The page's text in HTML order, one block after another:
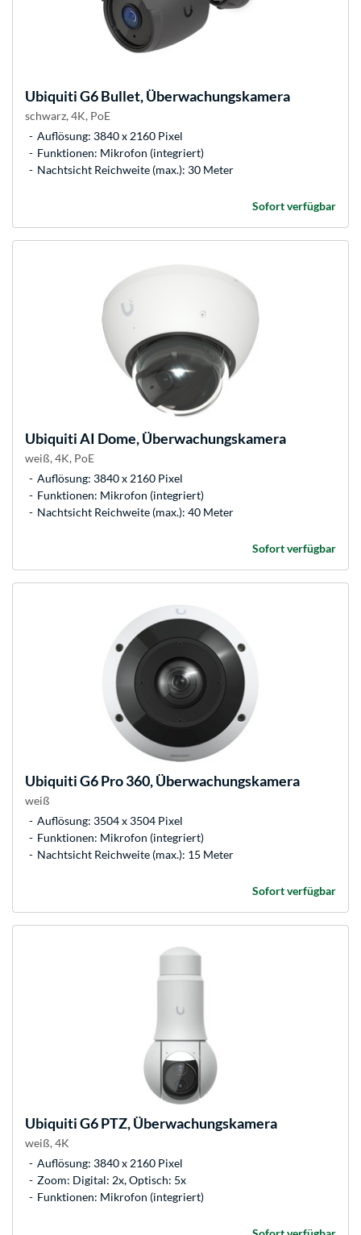
UbiquitiG6 Bullet, Überwachungskamera
schwarz, 4K, PoE
Auflösung: 3840 x 2160 Pixel
Funktionen: Mikrofon (integriert)
Nachtsicht Reichweite (max.): 30 Meter
Sofort verfügbar
UbiquitiAI Dome, Überwachungskamera
weiß, 4K, PoE
Auflösung: 3840 x 2160 Pixel
Funktionen: Mikrofon (integriert)
Nachtsicht Reichweite (max.): 40 Meter
Sofort verfügbar
UbiquitiG6 Pro 360, Überwachungskamera
weiß
Auflösung: 3504 x 3504 Pixel
Funktionen: Mikrofon (integriert)
Nachtsicht Reichweite (max.): 15 Meter
Sofort verfügbar
UbiquitiG6 PTZ, Überwachungskamera
weiß, 4K
Auflösung: 3840 x 2160 Pixel
Zoom: Digital: 2x, Optisch: 5x
Funktionen: Mikrofon (integriert)